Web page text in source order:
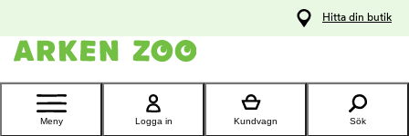
Kontakta
Hitta din butik
Meny Logga in Kundvagn Sök